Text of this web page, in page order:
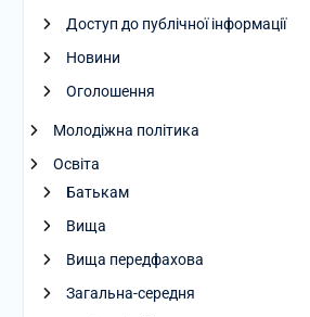
Доступ до публічної інформації
Новини
Оголошення
Молодіжна політика
Освіта
Батькам
Вища
Вища передфахова
Загальна-середня